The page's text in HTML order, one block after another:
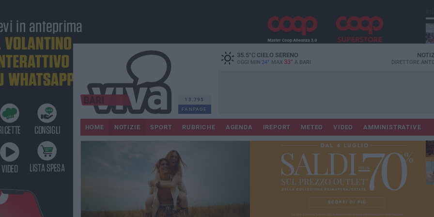
13.795
FANPAGE
35.5°CCIELO SERENO
OGGI MIN 24° MAX 33° A BARI DIRETTORE
HOME NOTIZIE SPORT RUBRICHE AGENDA IREPORT METEO VIDEO AMMINISTRATIVE